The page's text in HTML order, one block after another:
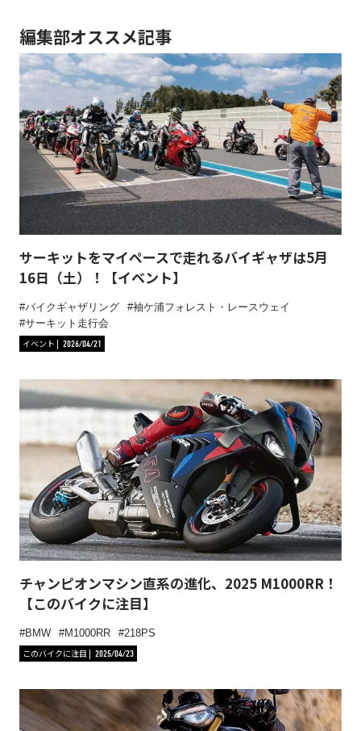
編集部オススメ記事
サーキットをマイペースで走れるバイギャザは5月
16日（土）！【イベント】
バイクギャザリング
袖ケ浦フォレスト・レースウェイ
サーキット走行会
イベント
2026/04/21
チャンピオンマシン直系の進化、2025 M1000RR！
【このバイクに注目】
BMW M1000RR
218PS
このバイクに注目
2025/04/23